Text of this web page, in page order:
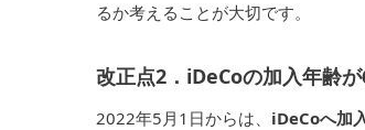
るか考えることが大切です。
改正点2．iDeCoの加入年齢
2022年5月1日からは、 iDeCoへ加